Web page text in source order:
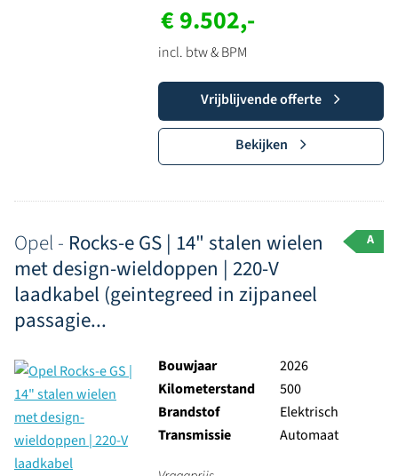
€ 9.502,-
incl. btw & BPM
Vrijblijvende offerte
Bekijken
Opel - Rocks-e GS | 14" stalen wielen
met design-wieldoppen | 220-V
laadkabel (geintegreed in zijpaneel
passagie...
A
Bouwjaar
2026
Kilometerstand
500
Brandstof
Elektrisch
Transmissie
Automaat